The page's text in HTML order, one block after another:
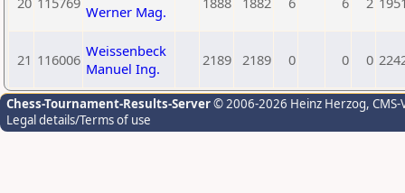
Werner Mag.
21 116006 Weissenbeck
Manuel Ing.
2189 2189 0 0 0
Chess-Tournament-Results-Server© 2006-2026 Heinz Herzog,
Legal details/Terms of use